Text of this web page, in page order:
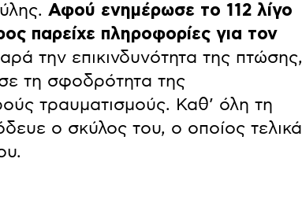
Αφού ενημέρωσε το 112 λίγο
παρείχε πληροφορίες για τον
την επικινδυνότητα της πτώσης,
τη σφοδρότητα της
τραυματισμούς. Καθ’ όλη τη
ο σκύλος του, ο οποίος τελικά